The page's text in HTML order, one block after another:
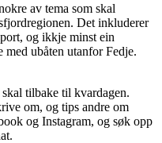
av tema som skal
Det inkluderer
og ikkje minst ein
med ubåten utanfor Fedje.
tilbake til kvardagen.
om, og tips andre om
og Instagram, og søk opp